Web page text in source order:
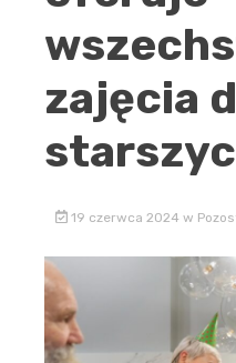
zajęcia
19 czerwca 2024 w